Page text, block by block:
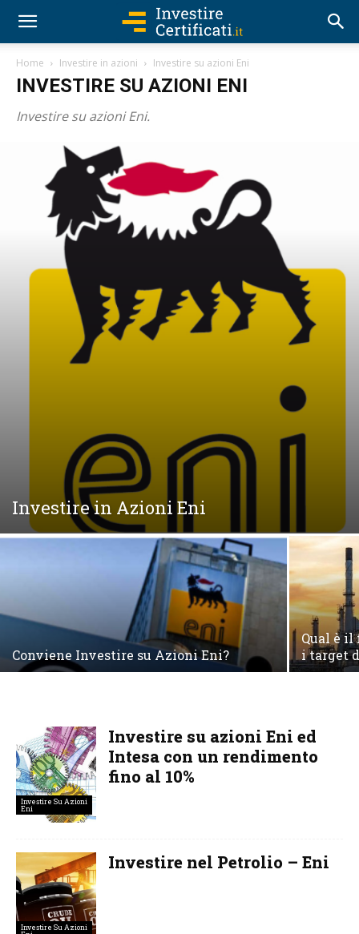
Home Investire in azioni Investire su azioni Eni
INVESTIRE SU AZIONI ENI
Investire su azioni Eni.
Investire in Azioni Eni
Conviene Investire su Azioni Eni?
Qual è il
i target
Investire Su Azioni
Eni
Investire su azioni Eni ed
Intesa con un rendimento
fino al 10%
Investire Su Azioni
Investire nel Petrolio – Eni